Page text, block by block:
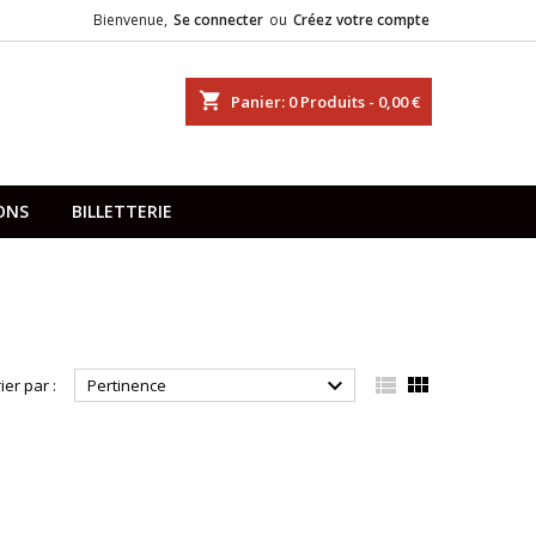
Bienvenue, Se connecter ou Créez votre compte
shopping_cart Panier: 0Produits - 0,00 €
BILLETTERIE
par : Pertinence   